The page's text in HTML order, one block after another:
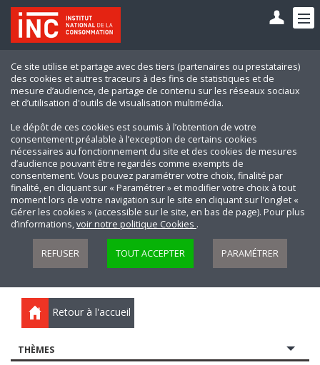
Ce site utilise et partage avec des tiers (partenaires ou prestataires)
des cookies et autres traceurs à des fins de statistiques et de
mesure d’audience, de partage de contenu sur les réseaux sociaux
et d’utilisation d'outils de visualisation multimédia.
Le dépôt de ces cookies est soumis à l’obtention de votre
consentement préalable à l’exception de certains cookies
nécessaires au fonctionnement du site et des cookies de mesures
d’audience pouvant être regardés comme exempts de
consentement. Vous pouvez paramétrer votre choix, finalité par
finalité, en cliquant sur « Paramétrer » et modifier votre choix à tout
moment lors de votre navigation sur le site en cliquant sur l’onglet «
Gérer les cookies » (accessible sur le site, en bas de page). Pour plus
d’informations,voir notre politique Cookies .
REFUSER TOUT ACCEPTER PARAMÉTRER
Retour à l'accueil
THÈMES